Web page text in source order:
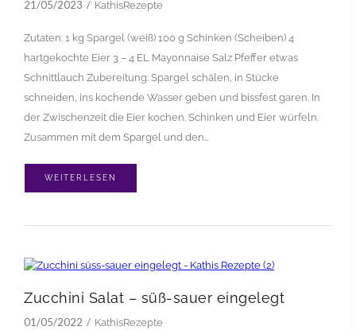
21/05/2023 KathisRezepte
Zutaten: 1 kg Spargel (weiß) 100 g Schinken (Scheiben) 4
hartgekochte Eier 3 – 4 EL Mayonnaise Salz Pfeffer etwas
Schnittlauch Zubereitung: Spargel schälen, in Stücke
schneiden, ins kochende Wasser geben und bissfest garen. In
der Zwischenzeit die Eier kochen. Schinken und Eier würfeln.
Zusammen mit dem Spargel und den…
WEITERLESEN
Zucchini Salat – süß-sauer eingelegt
01/05/2022 KathisRezepte